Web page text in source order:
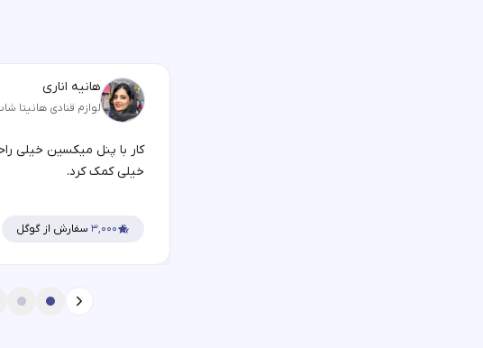
هانیه اناری
لوازم قنادی هانیتا
کار با پنل میکسین خیلی
خیلی کمک کرد.
۳,۰۰۰ سفارش از گوگل